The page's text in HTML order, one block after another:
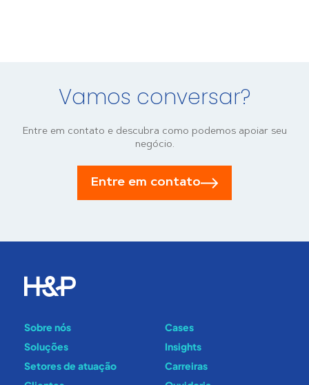
Vamos conversar?
Entre em contato e descubra como podemos apoiar seu
negócio.
Entre em contato
Sobre nós
Soluções
Setores de atuação
Cases
Insights
Carreiras